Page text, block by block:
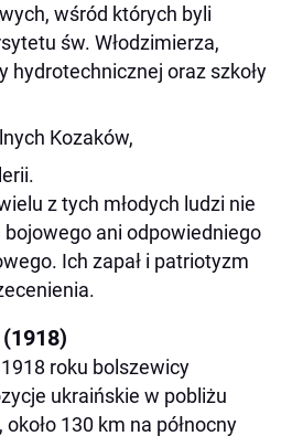
wśród których byli
św. Włodzimierza,
hydrotechnicznej oraz szkoły
Kozaków,
z tych młodych ludzi nie
bojowego ani odpowiedniego
Ich zapał i patriotyzm
roku bolszewicy
ukraińskie w pobliżu
130 km na północny